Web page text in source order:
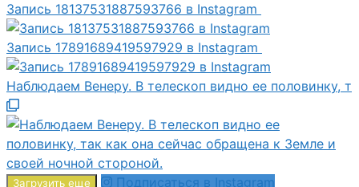
Запись 18137531887593766 в Instagram
Запись 17891689419597929 в Instagram
Наблюдаем Венеру. В телескоп видно ее половинку, т
Загрузить еще Подписаться в Instagram